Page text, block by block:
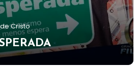
Cristo